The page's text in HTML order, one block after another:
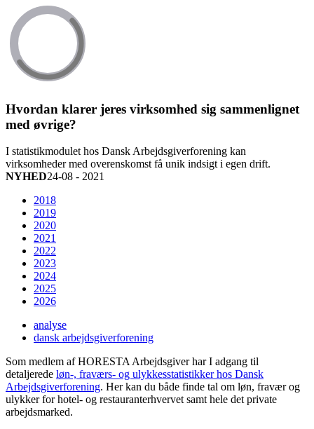
Hvordan klarer jeres virksomhed sig sammenlignet
med øvrige?
I statistikmodulet hos Dansk Arbejdsgiverforening kan
virksomheder med overenskomst få unik indsigt i egen drift.
NYHED24-08 - 2021
2018
2019
2020
2021
2022
2023
2024
2025
2026
analyse
dansk arbejdsgiverforening
Som medlem af HORESTA Arbejdsgiver har I adgang til
detaljerede løn-, fraværs- og ulykkesstatistikker hos Dansk
Arbejdsgiverforening. Her kan du både finde tal om løn, fravær og
ulykker for hotel- og restauranterhvervet samt hele det private
arbejdsmarked.